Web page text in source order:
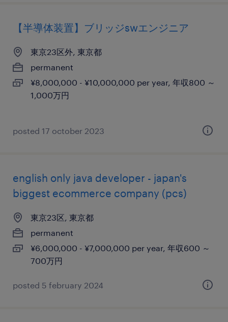
【半導体装置】ブリッジswエンジニア
東京23区外, 東京都
permanent
¥8,000,000 - ¥10,000,000 per year, 年収800 ～
1,000万円
posted 17 october 2023
english only java developer - japan's
biggest ecommerce company (pcs)
東京23区, 東京都
permanent
¥6,000,000 - ¥7,000,000 per year, 年収600 ～
700万円
posted 5 february 2024